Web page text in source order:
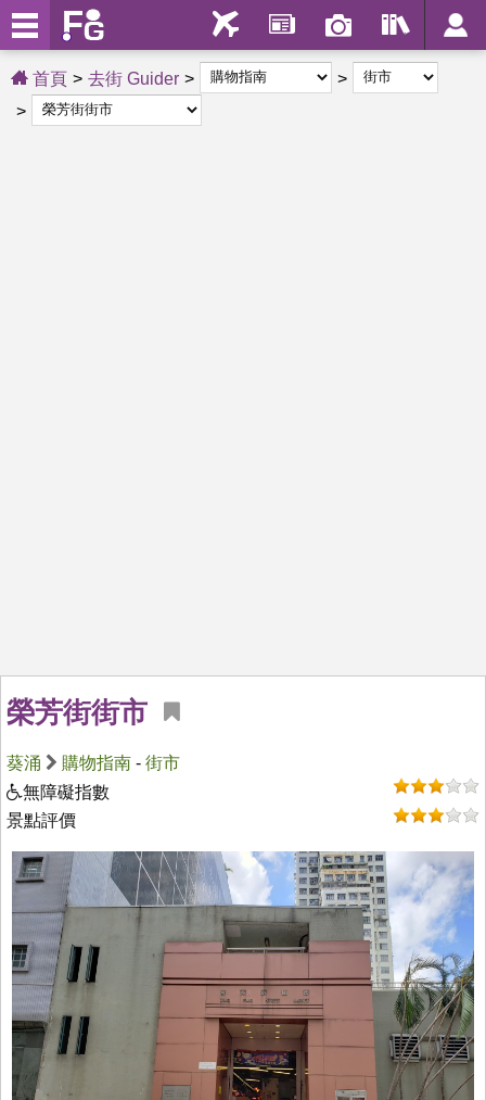
首頁 去街 Guider
榮芳街街市
葵涌 購物指南 - 街市
無障礙指數
景點評價